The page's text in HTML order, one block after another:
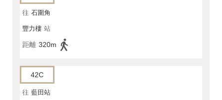
往 石圍角
豐力樓 站
距離 320m
42C
往 藍田站